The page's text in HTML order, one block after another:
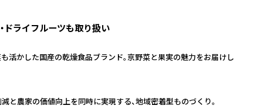
ドライフルーツも取り扱い
活かした国産の乾燥食品ブランド。京野菜と果実の魅力をお届けし
と農家の価値向上を同時に実現する、地域密着型ものづくり。